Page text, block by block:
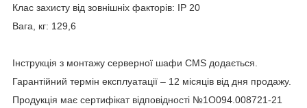
Клас захисту від зовнішніх факторів: IP 20
Вага, кг: 129,6
Інструкція з монтажу серверної шафи CMS додається.
Гарантійний термін експлуатації – 12 місяців від дня продажу.
Продукція має сертифікат відповідності №1О094.008721-21